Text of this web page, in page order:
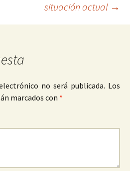
situación actual →
no será publicada. Los
marcados con *